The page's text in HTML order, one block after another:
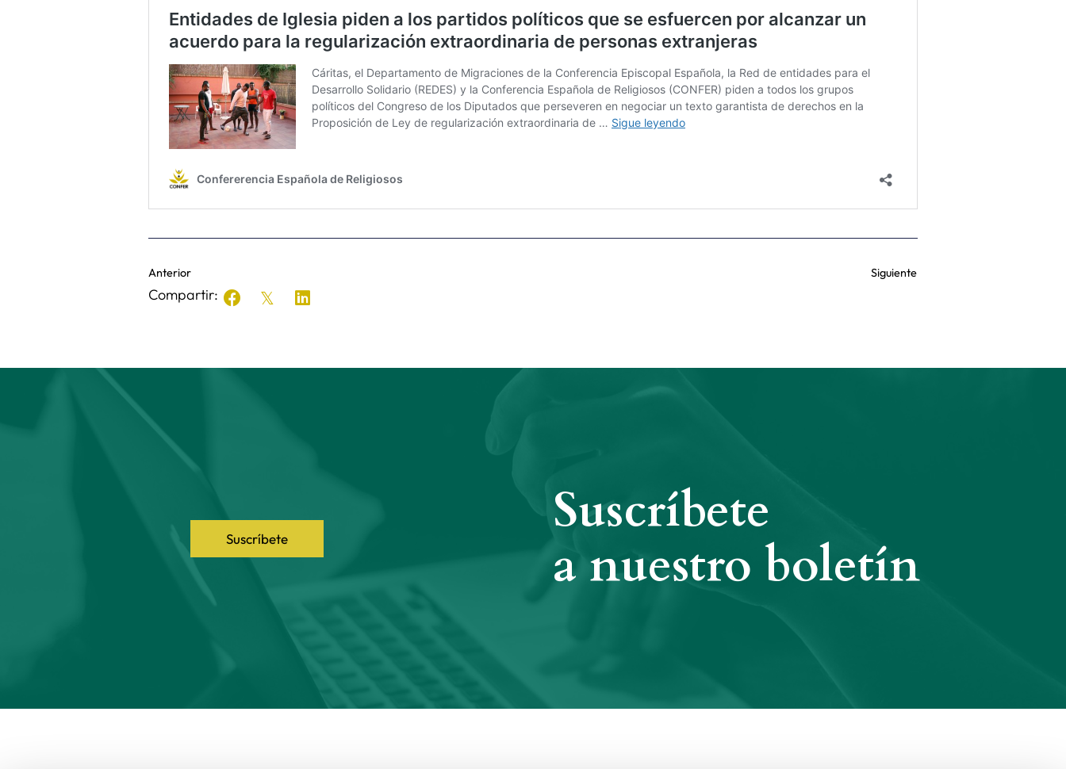
Anterior Siguiente
Compartir:
Suscríbete
Suscríbete
a nuestro boletín